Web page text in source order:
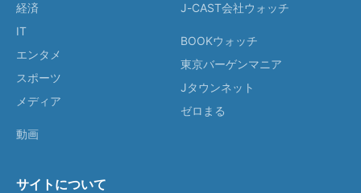
経済
IT
エンタメ
スポーツ
メディア
動画
J-CAST会社ウォッチ
BOOKウォッチ
東京バーゲンマニア
Jタウンネット
ゼロまる
サイトについて